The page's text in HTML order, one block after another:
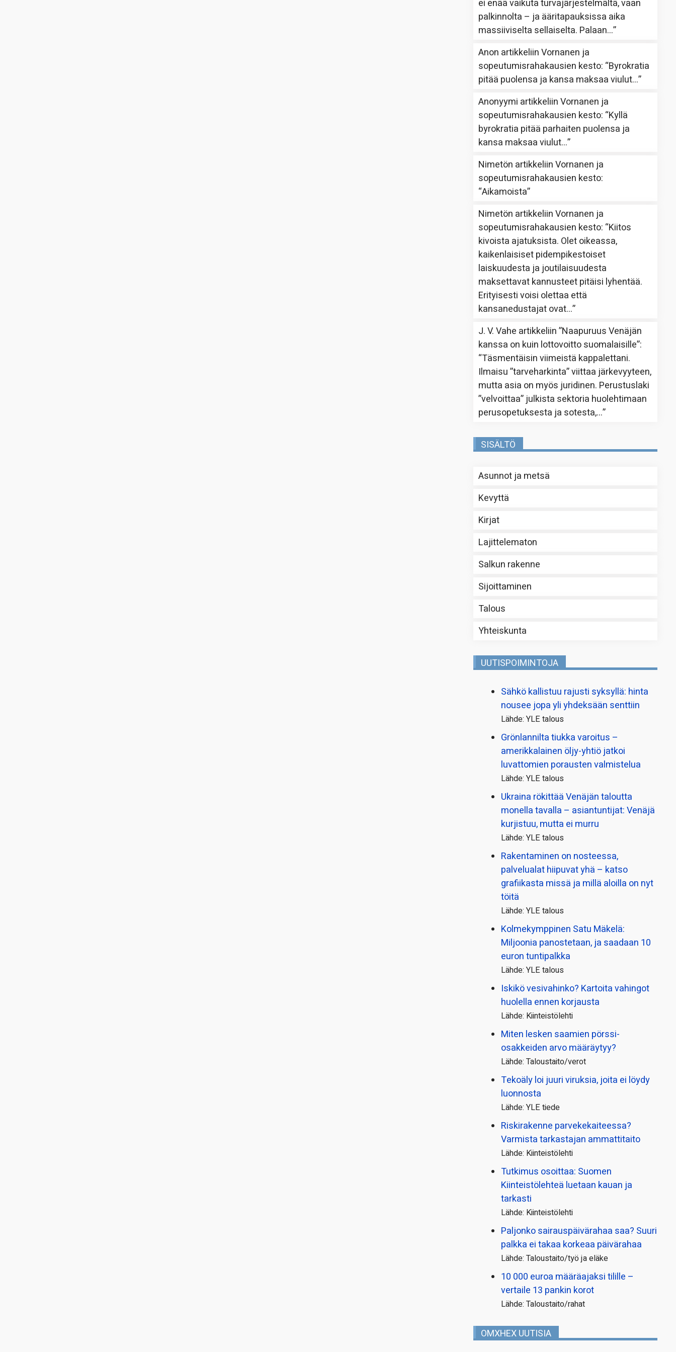
ei enää vaikuta turvajärjestelmältä, vaan
palkinnolta – ja ääritapauksissa aika
massiiviselta sellaiselta. Palaan…”
Anon artikkeliinVornanen ja
sopeutumisrahakausien kesto: “Byrokratia
pitää puolensa ja kansa maksaa viulut…”
Anonyymi artikkeliinVornanen ja
sopeutumisrahakausien kesto: “Kyllä
byrokratia pitää parhaiten puolensa ja
kansa maksaa viulut…”
Nimetön artikkeliinVornanen ja
sopeutumisrahakausien kesto:
“Aikamoista”
Nimetön artikkeliinVornanen ja
sopeutumisrahakausien kesto: “Kiitos
kivoista ajatuksista. Olet oikeassa,
kaikenlaisiset pidempikestoiset
laiskuudesta ja joutilaisuudesta
maksettavat kannusteet pitäisi lyhentää.
Erityisesti voisi olettaa että
kansanedustajat ovat…”
J. V. Vahe artikkeliin”Naapuruus Venäjän
kanssa on kuin lottovoitto suomalaisille”:
“Täsmentäisin viimeistä kappalettani.
Ilmaisu ”tarveharkinta” viittaa järkevyyteen,
mutta asia on myös juridinen. Perustuslaki
”velvoittaa” julkista sektoria huolehtimaan
perusopetuksesta ja sotesta,…”
SISÄLTÖ
Asunnot ja metsä
Kevyttä
Kirjat
Lajittelematon
Salkun rakenne
Sijoittaminen
Talous
Yhteiskunta
UUTISPOIMINTOJA
Sähkö kallistuu rajusti syksyllä: hinta
nousee jopa yli yhdeksään senttiin
Lähde: YLE talous
Grönlannilta tiukka varoitus –
amerikkalainen öljy-yhtiö jatkoi
luvattomien porausten valmistelua
Lähde: YLE talous
Ukraina rökittää Venäjän taloutta
monella tavalla – asiantuntijat: Venäjä
kurjistuu, mutta ei murru
Lähde: YLE talous
Rakentaminen on nosteessa,
palvelualat hiipuvat yhä – katso
grafiikasta missä ja millä aloilla on nyt
töitä
Lähde: YLE talous
Kolmekymppinen Satu Mäkelä:
Miljoonia panostetaan, ja saadaan 10
euron tuntipalkka
Lähde: YLE talous
Iskikö vesivahinko? Kartoita vahingot
huolella ennen korjausta
Lähde: Kiinteistölehti
Miten lesken saamien pörssi­
osakkeiden arvo määräytyy?
Lähde: Taloustaito/verot
Tekoäly loi juuri viruksia, joita ei löydy
luonnosta
Lähde: YLE tiede
Riskirakenne parvekekaiteessa?
Varmista tarkastajan ammattitaito
Lähde: Kiinteistölehti
Tutkimus osoittaa: Suomen
Kiinteistölehteä luetaan kauan ja
tarkasti
Lähde: Kiinteistölehti
Paljonko sairauspäivä­rahaa saa? Suuri
palkka ei takaa korkeaa päivärahaa
Lähde: Taloustaito/työ ja eläke
10 000 euroa määräajaksi tilille –
vertaile 13 pankin korot
Lähde: Taloustaito/rahat
OMXHEX UUTISIA